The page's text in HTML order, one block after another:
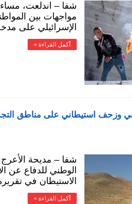
شفا – اندلعت، مساء
مواجهات بين
الإسرائيلي على
أكمل القراءة »
وزحف استيطاني على مناطق
شفا – مديحة
الوطني للدفاع عن
الاستيطان في
أكمل القراءة »